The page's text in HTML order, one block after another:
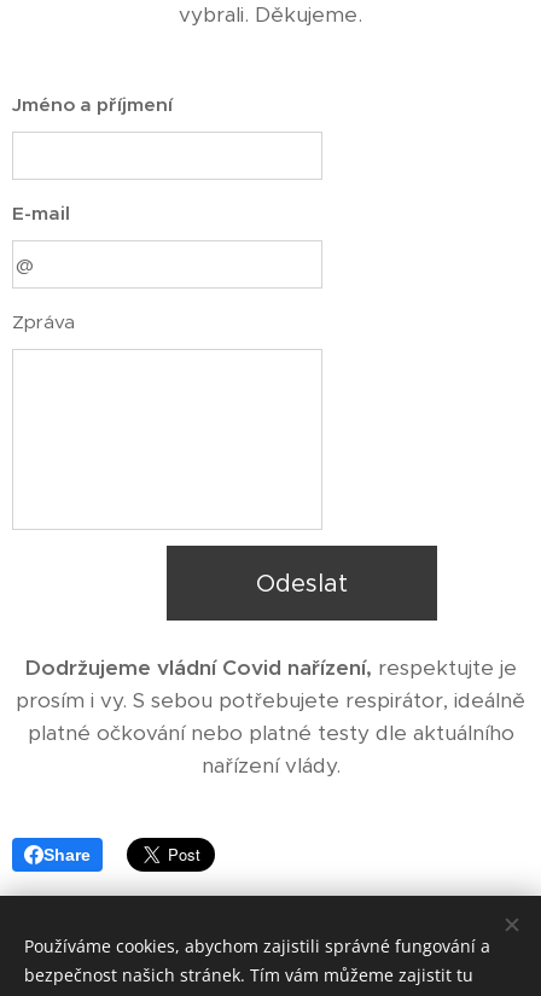
vybrali. Děkujeme.
Jméno a příjmení
E-mail
Zpráva
Odeslat
Dodržujeme vládní Covid nařízení, respektujte je
prosím i vy. S sebou potřebujete respirátor, ideálně
platné očkování nebo platné testy dle aktuálního
nařízení vlády.
Share
Používáme cookies, abychom zajistili správné fungování a
bezpečnost našich stránek. Tím vám můžeme zajistit tu